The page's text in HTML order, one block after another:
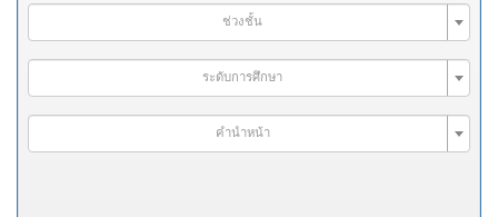
ช่วงชั้น
ระดับการศึกษา
คำนำหน้า